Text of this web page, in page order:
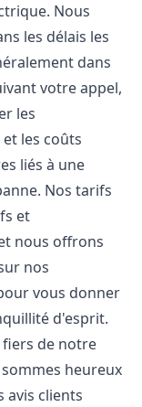
Nous
les délais les
dans
votre appel,
les
les coûts
liés à une
Nos tarifs
et
nous offrons
nos
vous donner
d'esprit.
de notre
heureux
avis clients